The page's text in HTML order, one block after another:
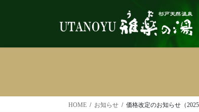
HOME お知らせ 価格改定のお知らせ（2025